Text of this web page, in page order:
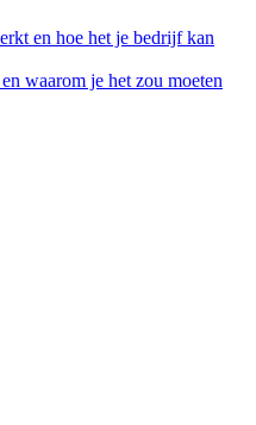
en hoe het je bedrijf kan
waarom je het zou moeten